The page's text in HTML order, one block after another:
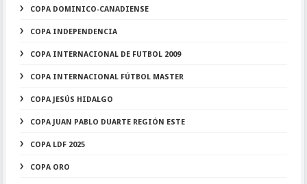
COPA DOMINICO-CANADIENSE
COPA INDEPENDENCIA
COPA INTERNACIONAL DE FUTBOL 2009
COPA INTERNACIONAL FÚTBOL MASTER
COPA JESÚS HIDALGO
COPA JUAN PABLO DUARTE REGIÓN ESTE
COPA LDF 2025
COPA ORO